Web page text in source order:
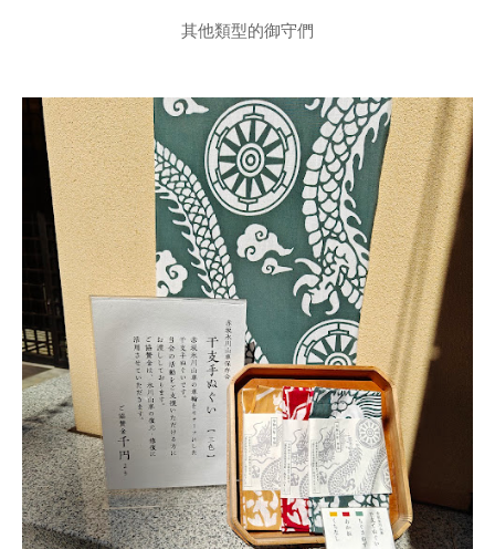
其他類型的御守們